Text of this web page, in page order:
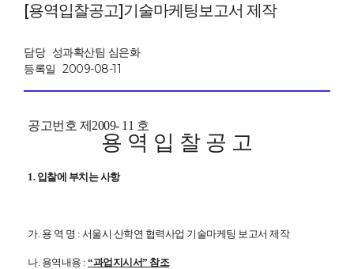
[용역입찰공고]기술마케팅보고서 제작
담당 성과확산팀 심은화
등록일 2009-08-11
공고번호 제2009- 11 호
용 역 입 찰 공 고
1. 입찰에 부치는 사항
가. 용 역 명 : 서울시 산학연 협력사업 기술마케팅 보고서 제작
나. 용역내용 : “과업지시서” 참조